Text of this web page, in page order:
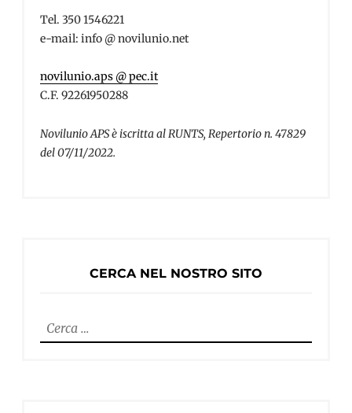
Tel. 350 1546221
e-mail: info @ novilunio.net
novilunio.aps @ pec.it
C.F. 92261950288
Novilunio APS è iscritta al RUNTS, Repertorio n. 47829
del 07/11/2022.
CERCA NEL NOSTRO SITO
Ricerca
per: